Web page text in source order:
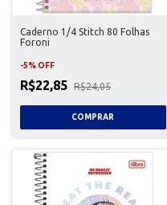
Caderno 1/4 Stitch 80 Folhas
Foroni
-5% OFF
R$22,85 R$24,05